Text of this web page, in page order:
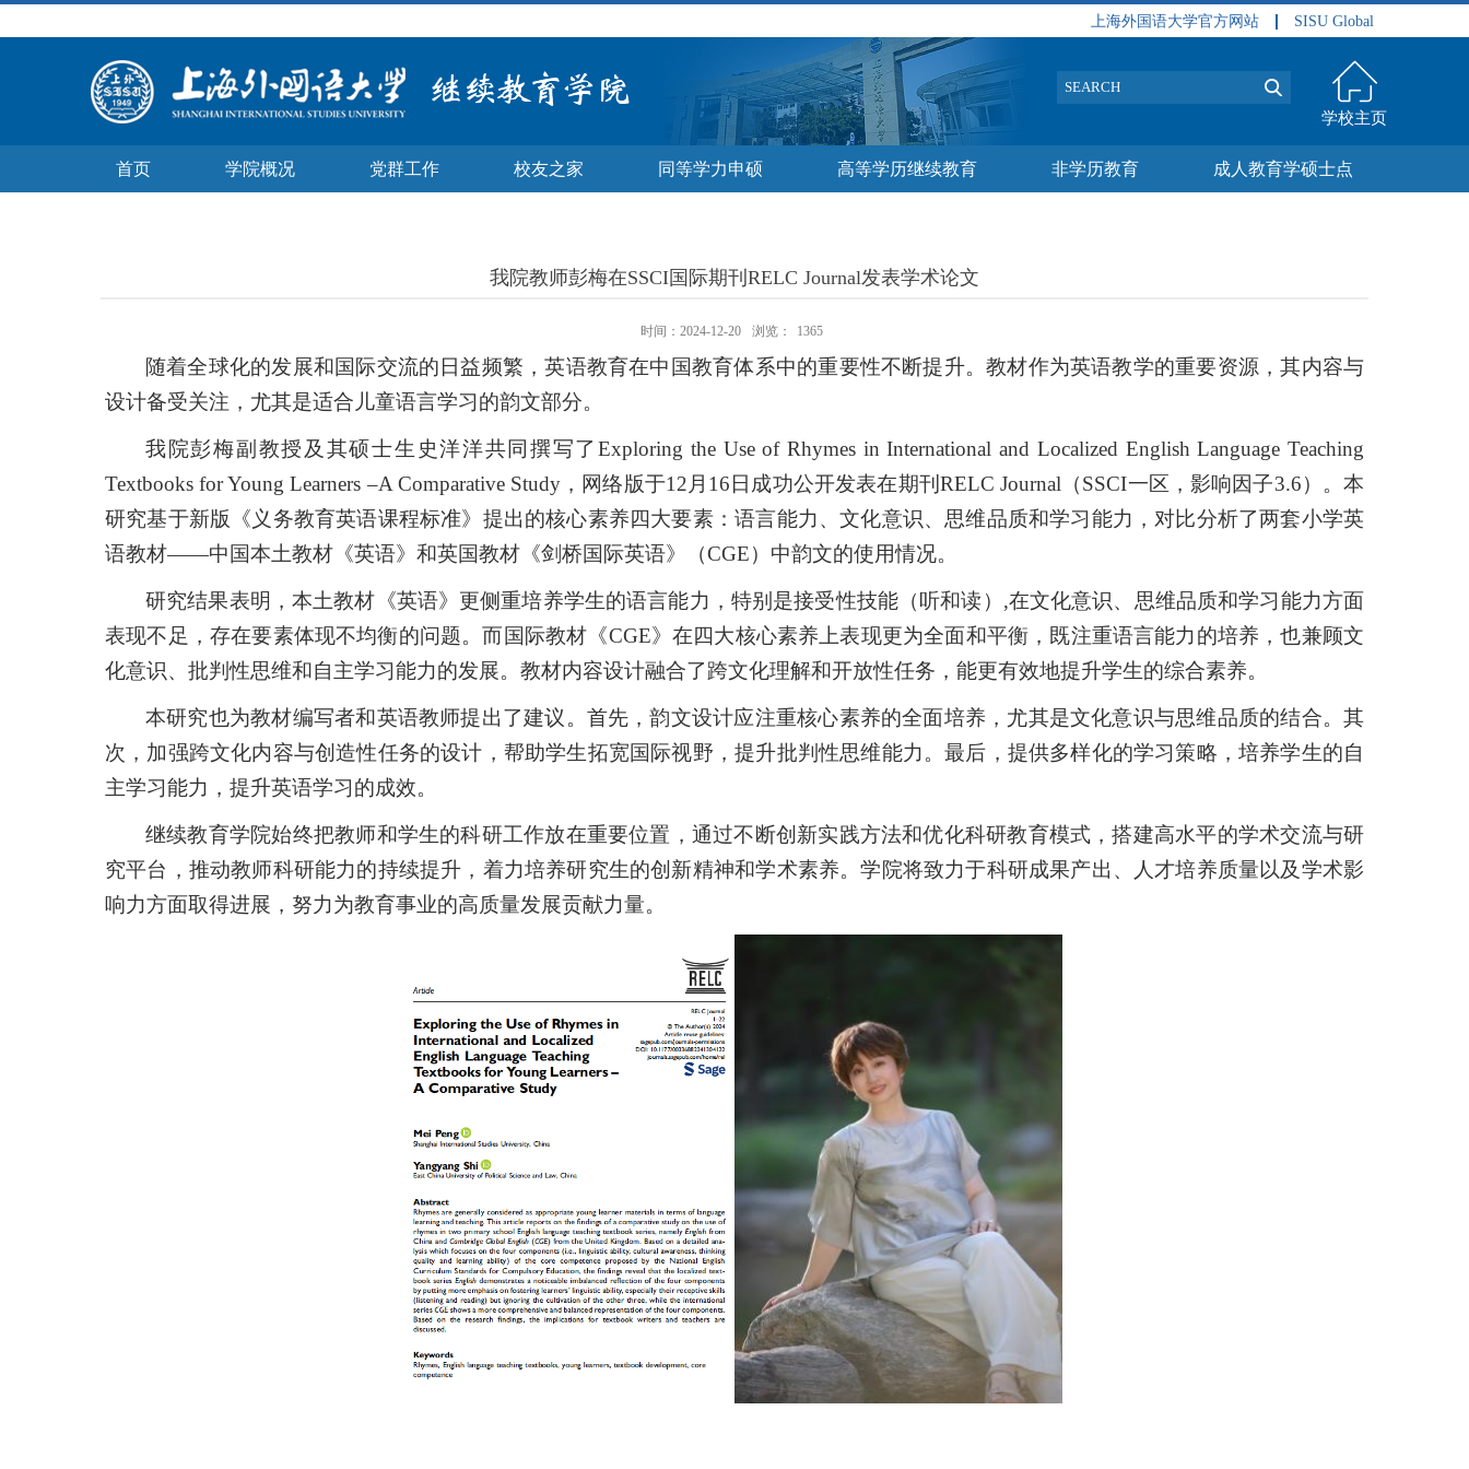
上海外国语大学官方网站 SISU Global
学校主页
首页 学院概况 党群工作 校友之家 同等学力申硕 高等学历继续教育 非学历教育 成人教育学硕士点
我院教师彭梅在SSCI国际期刊RELC Journal发表学术论文
时间：2024-12-20 浏览： 1365
随着全球化的发展和国际交流的日益频繁，英语教育在中国教育体系中的重要性不断提升。教材作为英语教学的重要资源，其内容与
设计备受关注，尤其是适合儿童语言学习的韵文部分。
我院彭梅副教授及其硕士生史洋洋共同撰写了Exploring the Use of Rhymes in International and Localized English Language Teaching
Textbooks for Young Learners–A Comparative Study，网络版于12 月 16 日成功公开发表在期刊 RELC Journal （SSCI一区，影响因子3.6）。本
研究基于新版《义务教育英语课程标准》提出的核心素养四大要素：语言能力、文化意识、思维品质和学习能力，对比分析了两套小学英
语教材——中国本土教材《英语》和英国教材《剑桥国际英语》（CGE）中韵文的使用情况。
研究结果表明，本土教材《英语》更侧重培养学生的语言能力，特别是接受性技能（听和读） ,在文化意识、思维品质和学习能力方面
表现不足，存在要素体现不均衡的问题。而国际教材《CGE》在四大核心素养上表现更为全面和平衡，既注重语言能力的培养，也兼顾文
化意识、批判性思维和自主学习能力的发展。教材内容设计融合了跨文化理解和开放性任务，能更有效地提升学生的综合素养。
本研究也为教材编写者和英语教师提出了建议。首先，韵文设计应注重核心素养的全面培养，尤其是文化意识与思维品质的结合。其
次，加强跨文化内容与创造性任务的设计，帮助学生拓宽国际视野，提升批判性思维能力。最后，提供多样化的学习策略，培养学生的自
主学习能力，提升英语学习的成效。
继续教育学院始终把教师和学生的科研工作放在重要位置，通过不断创新实践方法和优化科研教育模式，搭建高水平的学术交流与研
究平台，推动教师科研能力的持续提升，着力培养研究生的创新精神和学术素养。学院将致力于科研成果产出、人才培养质量以及学术影
响力方面取得进展，努力为教育事业的高质量发展贡献力量。